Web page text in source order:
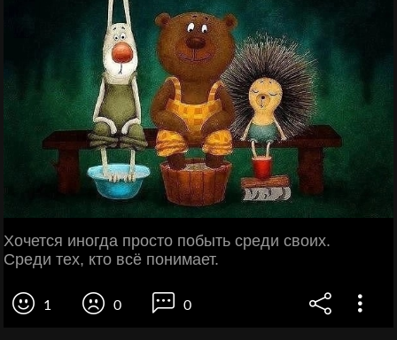
Хочется иногда просто побыть среди своих.
Среди тех, кто всё понимает.
1 0 0